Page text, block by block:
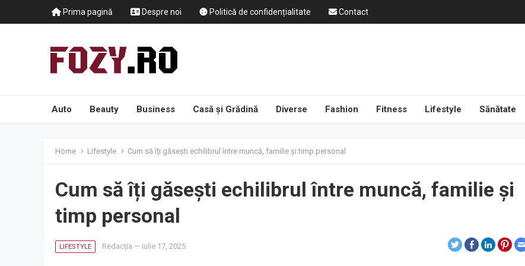
Prima pagină Despre noi Politică de confidențialitate Contact
Auto Beauty Business Casă și Grădină Diverse Fashion Fitness Lifestyle Sănătate
Home Lifestyle Cum să îți găsești echilibrul între muncă, familie și timp personal
Cum să îți găsești echilibrul între muncă, familie și
timp personal
LIFESTYLE Redacția — iulie 17, 2025